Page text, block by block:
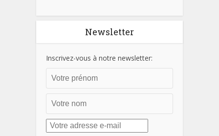
Newsletter
Inscrivez-vous à notre newsletter: